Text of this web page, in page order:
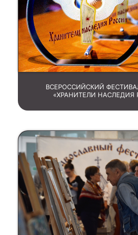
ВСЕРОССИЙСКИЙ
«ХРАНИТЕЛИ НАСЛЕДИЯ